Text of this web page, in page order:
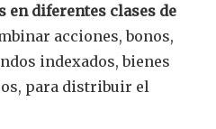
en diferentes clases de
acciones, bonos,
indexados, bienes
para distribuir el